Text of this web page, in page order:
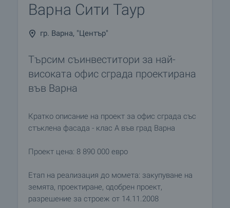
Варна Сити Таур
гр. Варна, "Център"
Търсим съинвеститори за най-
високата офис сграда проектирана
във Варна
Кратко описание на проект за офис сграда със
стъклена фасада - клас А във град Варна
Проект цена: 8 890 000 евро
Етап на реализация до момета: закупуване на
земята, проектиране, одобрен проект,
разрешение за строеж от 14.11.2008